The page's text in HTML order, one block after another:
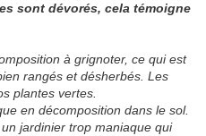
sont dévorés, cela témoigne
à grignoter, ce qui est
rangés et désherbés. Les
plantes vertes.
en décomposition dans le sol.
jardinier trop maniaque qui